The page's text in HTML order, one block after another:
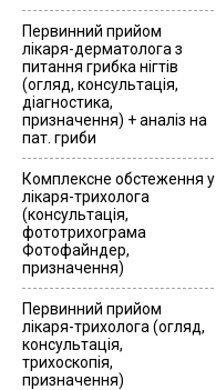
Первинний прийом
лікаря-дерматолога з
питання грибка нігтів
(огляд, консультація,
діагностика,
призначення) + аналіз на
пат. гриби
Комплексне обстеження у
лікаря-трихолога
(консультація,
фототрихограма
Фотофайндер,
призначення)
Первинний прийом
лікаря-трихолога (огляд,
консультація,
трихоскопія,
призначення)